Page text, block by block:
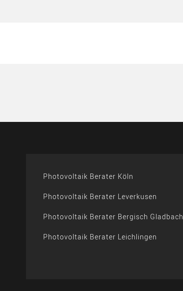
Photovoltaik Berater Köln
Photovoltaik Berater Leverkusen
Photovoltaik Berater Bergisch Gladbach
Photovoltaik Berater Leichlingen